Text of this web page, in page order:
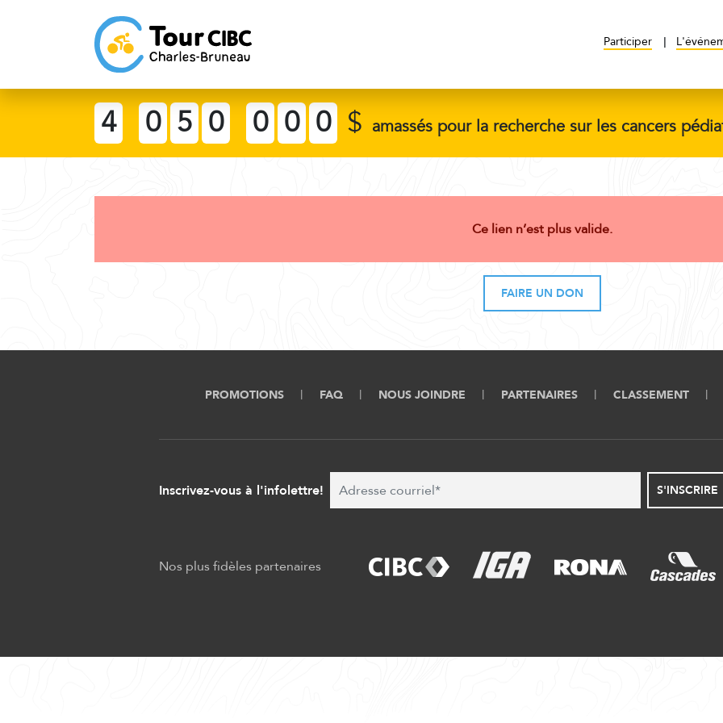
Participer
4 0 5 0 0 0 0 $ amassés pour la recherche sur les cancers
Ce lien n’est plus valide.
FAIRE UN DON
PROMOTIONS FAQ NOUS JOINDRE PARTENAIRES CLASSEMENT
Inscrivez-vous à l'infolettre! S'INSCRIRE
Nos plus fidèles partenaires